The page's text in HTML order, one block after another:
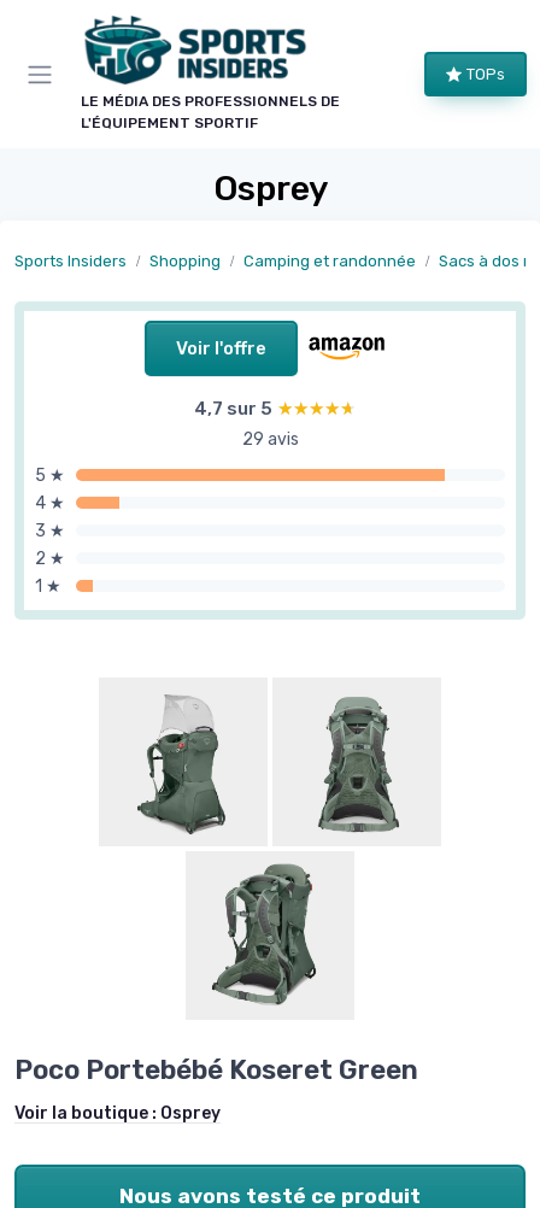
LE MÉDIA DES PROFESSIONNELS DE
L'ÉQUIPEMENT SPORTIF
TOPs
Osprey
Sports Insiders Shopping Camping et randonnée Sacs à dos
Voir l'offre
4,7 sur 5 ★★★★★
★★★★★
29 avis
5 ★
4 ★
3 ★
2 ★
1 ★
Poco Portebébé Koseret Green
Voir la boutique : Osprey
Nous avons testé ce produit
Panneau de gestion des cookies